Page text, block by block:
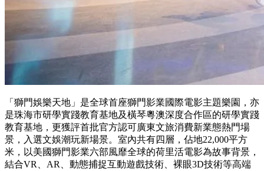
「獅門娛樂天地」是全球首座獅門影業國際電影主題樂園，亦
是珠海市研學實踐教育基地及橫琴粵澳深度合作區的研學實踐
教育基地，更獲評首批官方認可廣東文旅消費新業態熱門場
景，入選文娛潮玩新場景。室內共有四層，佔地22,000平方
米，以美國獅門影業六部風靡全球的荷里活電影為故事背景，
結合VR、AR、動態捕捉互動遊戲技術、裸眼3D技術等高端